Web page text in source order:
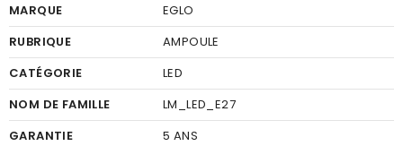
MARQUE
EGLO
RUBRIQUE
AMPOULE
CATÉGORIE
LED
NOM DE FAMILLE
LM_LED_E27
GARANTIE
5 ANS